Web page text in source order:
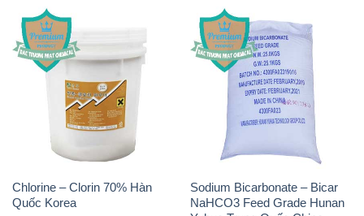
Chlorine – Clorin 70% Hàn
Quốc Korea
Sodium Bicarbonate – Bicar
NaHCO3 Feed Grade Hunan